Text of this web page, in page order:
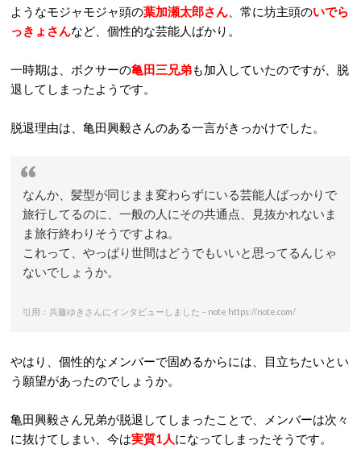
ようなモジャモジャ頭の葉加瀬太郎さん 、常に坊主頭のいでら
っきょさんなど、個性的な芸能人ばかり。
一時期は、ボクサーの亀田三兄弟も加入していたのですが、脱
退してしまったようです。
脱退理由は、亀田興毅さんのある一言がきっかけでした。
なんか、髪型が同じまま変わらずにいる芸能人ばっかりで
旅行してるのに、一般の人にその共通点、見抜かれないま
ま旅行終わりそうですよね。
これって、やっぱり世間はどうでもいいと思ってるんじゃ
ないでしょうか。
引用：兵藤ゆきさんにインタビューしました – note https://note.com/
やはり、個性的なメンバーで固めるからには、目立ちたいとい
う願望があったのでしょうか。
亀田興毅さん兄弟が脱退してしまったことで、メンバーは次々
に抜けてしまい、今は実質1人になってしまったそうです。